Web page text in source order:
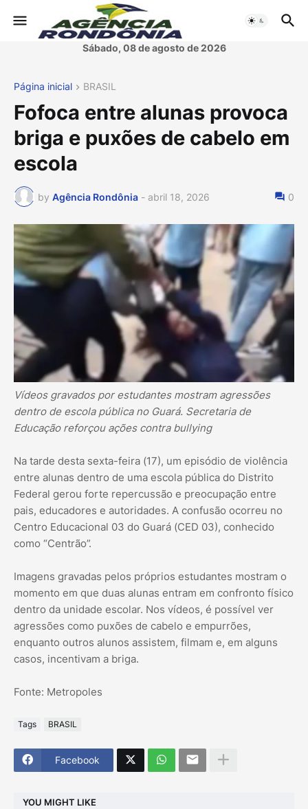
Sábado, 08 de agosto de 2026
Página inicial BRASIL
Fofoca entre alunas provoca
briga e puxões de cabelo em
escola
by Agência Rondônia - abril 18, 2026 0
Vídeos gravados por estudantes mostram agressões
dentro de escola pública no Guará. Secretaria de
Educação reforçou ações contra bullying
Na tarde desta sexta-feira (17), um episódio de violência
entre alunas dentro de uma escola pública do Distrito
Federal gerou forte repercussão e preocupação entre
pais, educadores e autoridades. A confusão ocorreu no
Centro Educacional 03 do Guará (CED 03), conhecido
como “Centrão”.
Imagens gravadas pelos próprios estudantes mostram o
momento em que duas alunas entram em confronto físico
dentro da unidade escolar. Nos vídeos, é possível ver
agressões como puxões de cabelo e empurrões,
enquanto outros alunos assistem, filmam e, em alguns
casos, incentivam a briga.
Fonte: Metropoles
Tags BRASIL
Facebook
YOU MIGHT LIKE